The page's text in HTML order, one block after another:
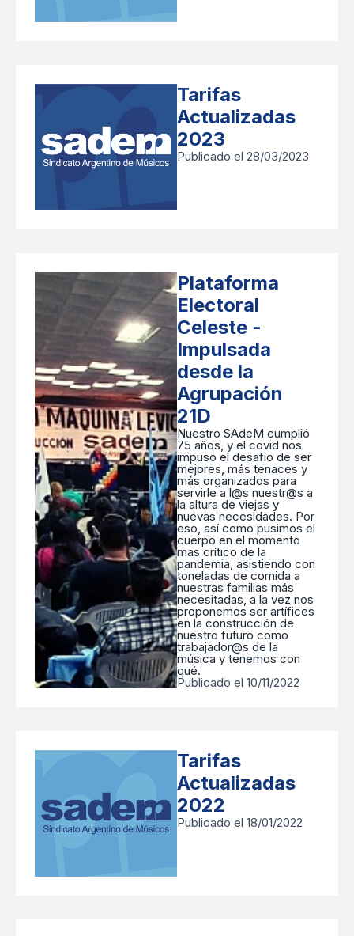
Tarifas
Actualizadas
2023
Publicado el 28/03/2023
Plataforma
Electoral
Celeste -
Impulsada
desde la
Agrupación
21D
Nuestro SAdeM cumplió
75 años, y el covid nos
impuso el desafío de ser
mejores, más tenaces y
más organizados para
servirle a l@s nuestr@s a
la altura de viejas y
nuevas necesidades. Por
eso, así como pusimos el
cuerpo en el momento
mas crítico de la
pandemia, asistiendo con
toneladas de comida a
nuestras familias más
necesitadas, a la vez nos
proponemos ser artífices
en la construcción de
nuestro futuro como
trabajador@s de la
música y tenemos con
qué.
Publicado el 10/11/2022
Tarifas
Actualizadas
2022
Publicado el 18/01/2022